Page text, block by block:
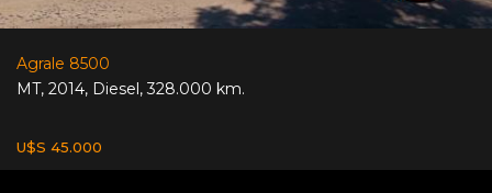
Agrale 8500
MT, 2014, Diesel,328.000 km.
U$S 45.000